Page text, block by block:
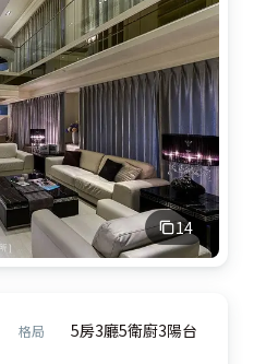
14
格局 5房3廳5衛廚3陽台